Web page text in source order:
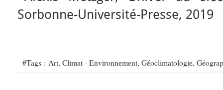
Sorbonne-Université-Presse, 2019
#Tags : Art, Climat - Environnement, Géoclimatologie,